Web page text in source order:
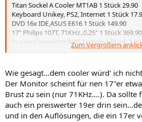
Titan Sockel A Cooler MT1AB 1 Stück 29.90
Keyboard Unikey, PS2, Internet 1 Stück
DVD 16x IDE,ASUS E616 1 Stück 149.90
17" Philips 107T, 71KHz.,0.25" 1 Stück 369.90
In-Line Connector RJ45,Female 1 Stück 3.90
Ethernet/ISDN-Cable RJ45, 10m 1 Stück
40.0GB IDE,Maxtor DiamondMax + 1 Stück
Ethernet-Card, 10/100MB, PCI 1 Stück 19.90
AMD Athlon XP 1800+ Tray 1 Stück 399.90
Apacer DDR-DIMM 256MB, PC-2100 1
JNC Midi-Tower, 300Watt, ATX 1 Stück 69.90
Zum Vergrößern
Wie gesagt...dem cooler würd' ich
Der Monitor scheint für nen 17"er
Brust zu sein (nur 71KHz....). Da
auch ein preiswerter 19er drin
und in den Auflösungen, die ein 17er